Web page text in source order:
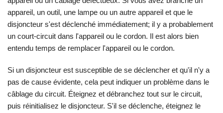
appareil, un outil, une lampe ou un autre appareil et que le
disjoncteur s'est déclenché immédiatement; il y a probablement
un court-circuit dans l'appareil ou le cordon. Il est alors bien
entendu temps de remplacer l'appareil ou le cordon.
Si un disjoncteur est susceptible de se déclencher et qu'il n'y a
pas de cause évidente, cela peut indiquer un problème dans le
câblage du circuit. Éteignez et débranchez tout sur le circuit,
puis réinitialisez le disjoncteur. S'il se déclenche, éteignez le